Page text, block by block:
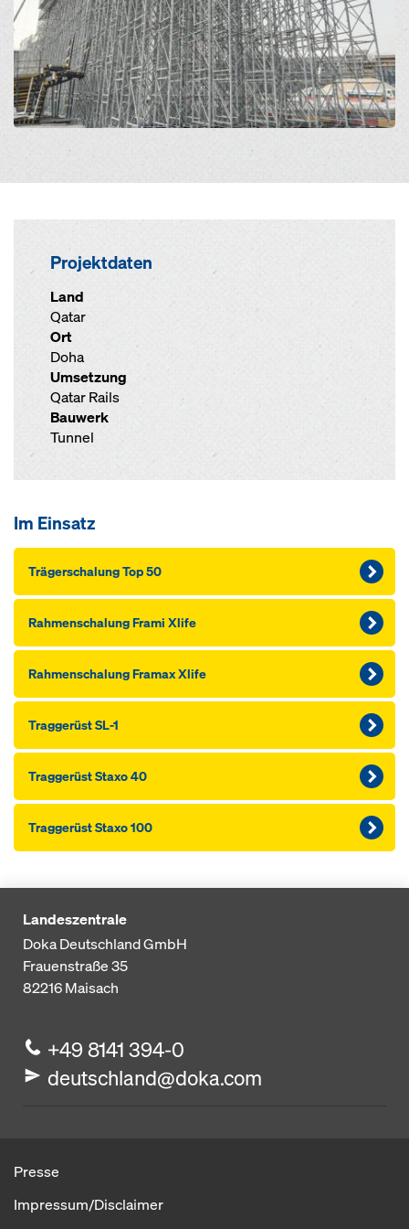
Projektdaten
Land
Qatar
Ort
Doha
Umsetzung
Qatar Rails
Bauwerk
Tunnel
Im Einsatz
Träger­schalung Top 50
Rahmen­schalung Frami Xlife
Rahmen­schalung Framax Xlife
Traggerüst SL-1
Traggerüst Sta­xo 40
Traggerüst Sta­xo 100
Landeszentrale
Doka Deutschland GmbH
Frauenstraße 35
82216Maisach
+49 8141 394-0
deutschland@doka.com
Presse
Impressum/Disclaimer